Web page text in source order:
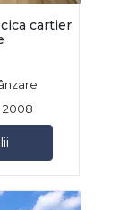
cartier
2008